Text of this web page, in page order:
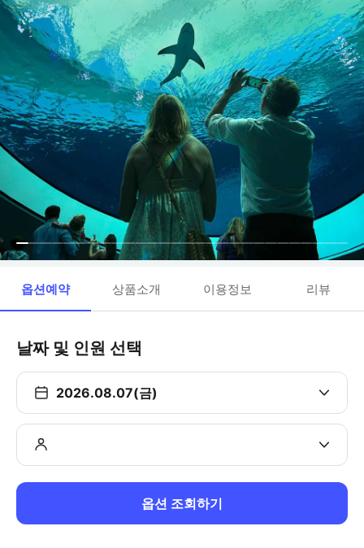
옵션예약 상품소개 이용정보 리뷰
날짜 및 인원 선택
2026.08.07(금)
옵션 조회하기